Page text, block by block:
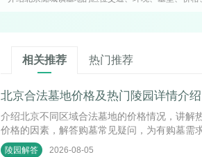
相关推荐 热门推荐
北京合法墓地价格及热门陵园详情介绍
介绍北京不同区域合法墓地的价格情况，讲解
价格的因素，解答购墓常见疑问，为有购墓需
陵园解答 2026-08-05